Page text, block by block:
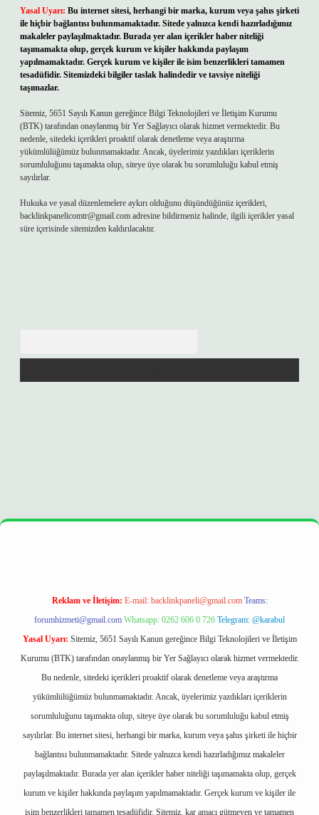
Yasal Uyarı: Bu internet sitesi, herhangi bir marka, kurum veya şahıs şirketi
ile hiçbir bağlantısı bulunmamaktadır. Sitede yalnızca kendi hazırladığımız
makaleler paylaşılmaktadır. Burada yer alan içerikler haber niteliği
taşımamakta olup, gerçek kurum ve kişiler hakkında paylaşım
yapılmamaktadır. Gerçek kurum ve kişiler ile isim benzerlikleri tamamen
tesadüfidir. Sitemizdeki bilgiler taslak halindedir ve tavsiye niteliği
taşımazlar.
Sitemiz, 5651 Sayılı Kanun gereğince Bilgi Teknolojileri ve İletişim Kurumu
(BTK) tarafından onaylanmış bir Yer Sağlayıcı olarak hizmet vermektedir. Bu
nedenle, sitedeki içerikleri proaktif olarak denetleme veya araştırma
yükümlülüğümüz bulunmamaktadır. Ancak, üyelerimiz yazdıkları içeriklerin
sorumluluğunu taşımakta olup, siteye üye olarak bu sorumluluğu kabul etmiş
sayılırlar.
Hukuka ve yasal düzenlemelere aykırı olduğunu düşündüğünüz içerikleri,
backlinkpanelicomtr@gmail.com adresine bildirmeniz halinde, ilgili içerikler yasal
süre içerisinde sitemizden kaldırılacaktır.
betilbetgir.netbetexperhttps://betexpergir.net/
Reklam ve İletişim: E-mail: backlinkpaneli@gmail.com Teams:
forumhizmeti@gmail.com Whatsapp: 0262 606 0 726 Telegram: @karabul
Yasal Uyarı: Sitemiz, 5651 Sayılı Kanun gereğince Bilgi Teknolojileri ve İletişim
Kurumu (BTK) tarafından onaylanmış bir Yer Sağlayıcı olarak hizmet vermektedir.
Bu nedenle, sitedeki içerikleri proaktif olarak denetleme veya araştırma
yükümlülüğümüz bulunmamaktadır. Ancak, üyelerimiz yazdıkları içeriklerin
sorumluluğunu taşımakta olup, siteye üye olarak bu sorumluluğu kabul etmiş
sayılırlar. Bu internet sitesi, herhangi bir marka, kurum veya şahıs şirketi ile hiçbir
bağlantısı bulunmamaktadır. Sitede yalnızca kendi hazırladığımız makaleler
paylaşılmaktadır. Burada yer alan içerikler haber niteliği taşımamakta olup, gerçek
kurum ve kişiler hakkında paylaşım yapılmamaktadır. Gerçek kurum ve kişiler ile
isim benzerlikleri tamamen tesadüfidir. Sitemiz, kar amacı gütmeyen ve tamamen